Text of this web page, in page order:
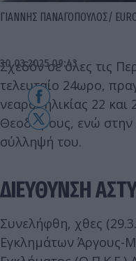
ΓΙΑΝΝΗΣ ΠΑΝΑΓΟΠOΥΛΟΣ/
30.03.2025 09:43
Σχεδόν σε όλες τις
τελευταίο 24ωρο,
νεαροί ηλικίας 22
Θεοδώρους, ενώ στην
σύλληψή του.
ΔΙΕΥΘΥΝΣΗ
Συνελήφθη, χθες
Εγκλημάτων Άργους-